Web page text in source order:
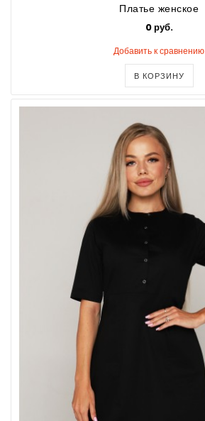
Платье женское
0 руб.
Добавить к сравнению
В КОРЗИНУ